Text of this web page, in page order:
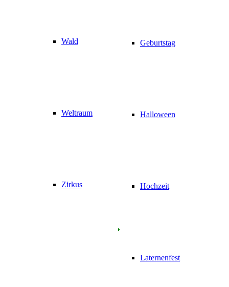
Wald
Weltraum
Zirkus
Geburtstag
Halloween
Hochzeit
Laternenfest